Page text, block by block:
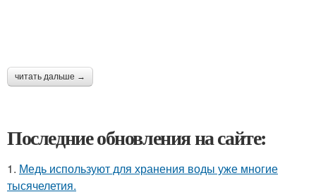
читать дальше →
Последние обновления на сайте:
1. Медь используют для хранения воды уже многие
тысячелетия.